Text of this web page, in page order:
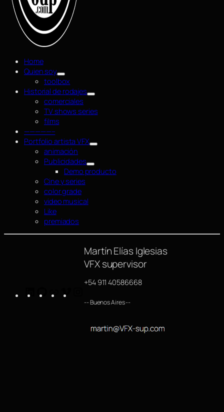
Home
Quien soy
toolbox
Historial de rodajes
comerciales
TV shows series
films
—————–
Portfolio artista VFX
animación
Publicidades
Demo producto
Cine y series
color grade
video musical
Like
premiados
Martín Elías Iglesias
VFX supervisor
+54 911 40586668
-- Buenos Aires --